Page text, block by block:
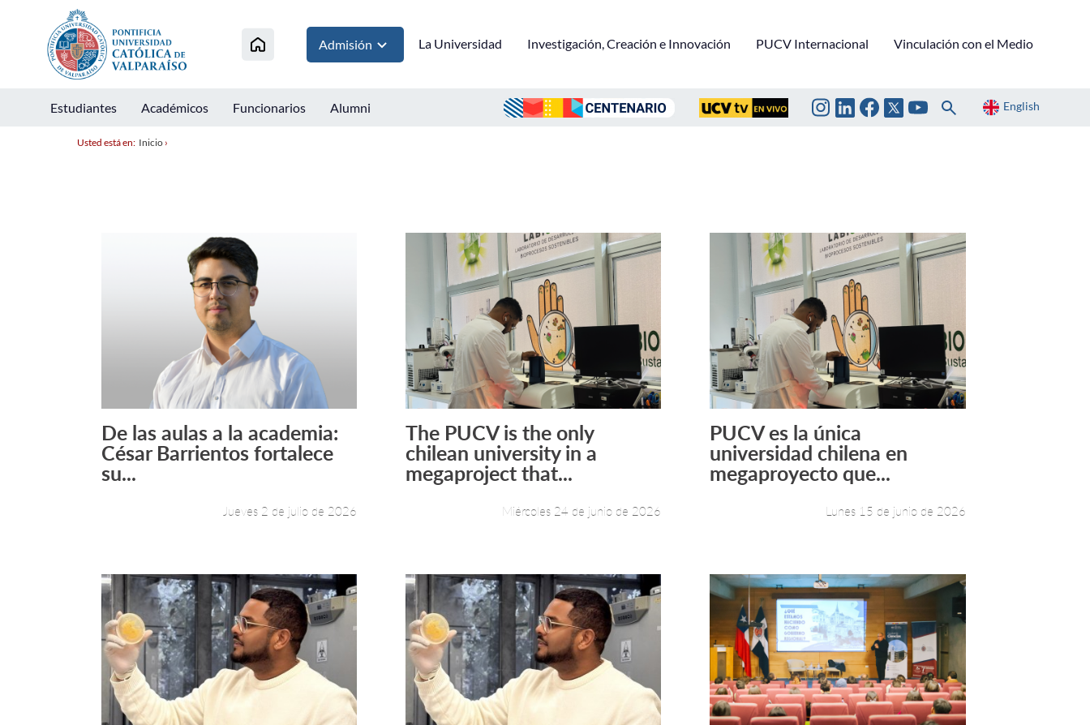
Admisión La Universidad Investigación, Creación e Innovación PUCV Internacional Vinculación con el Medio
Estudiantes Académicos Funcionarios Alumni English
Usted está en: Inicio›
Leer más +
De las aulas a la academia:
César Barrientos fortalece
su...
Jueves 2 de julio de 2026
Leer más +
The PUCV is the only
chilean university in a
megaproject that...
Miércoles 24 de junio de 2026
PUCV es la única
universidad chilena en
megaproyecto que...
Lunes 15 de junio de 2026